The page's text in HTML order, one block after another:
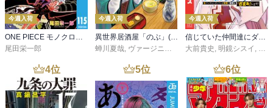
今週入荷
尾田栄一郎
今週入荷
蝉川夏哉 ヴァージニア二等兵 ,転
今週入荷
大前貴史 明鏡シスイ
4位 5位 6位